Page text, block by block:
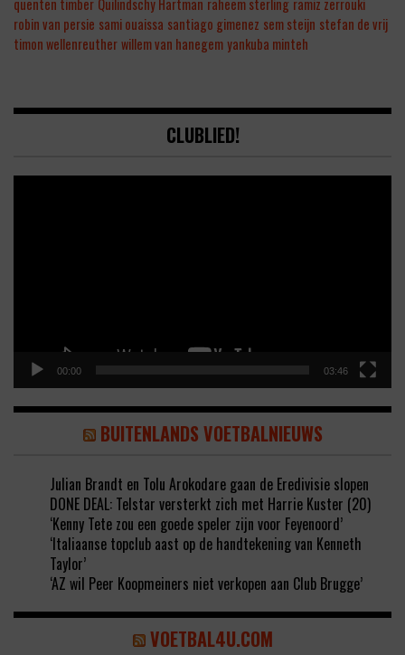
quenten timber Quilindschy Hartman raheem sterling ramiz zerrouki
robin van persie sami ouaissa santiago gimenez sem steijn stefan de vrij
timon wellenreutherwillem van hanegemyankuba minteh
CLUBLIED!
00:00 03:46
BUITENLANDS VOETBALNIEUWS
Julian Brandt en Tolu Arokodare gaan de Eredivisie slopen
DONE DEAL: Telstar versterkt zich met Harrie Kuster (20)
‘Kenny Tete zou een goede speler zijn voor Feyenoord’
‘Italiaanse topclub aast op de handtekening van Kenneth
Taylor’
‘AZ wil Peer Koopmeiners niet verkopen aan Club Brugge’
VOETBAL4U.COM